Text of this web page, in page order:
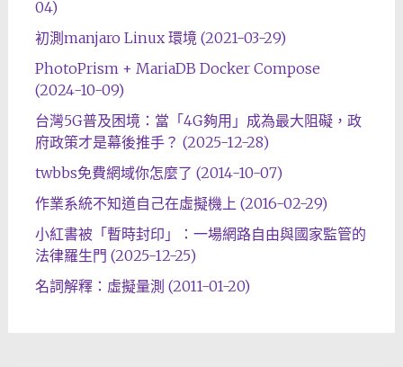
04)
初測manjaro Linux 環境 (2021-03-29)
PhotoPrism + MariaDB Docker Compose
(2024-10-09)
台灣5G普及困境：當「4G夠用」成為最大阻礙，政
府政策才是幕後推手？ (2025-12-28)
twbbs免費網域你怎麼了 (2014-10-07)
作業系統不知道自己在虛擬機上 (2016-02-29)
小紅書被「暫時封印」：一場網路自由與國家監管的
法律羅生門 (2025-12-25)
名詞解釋：虛擬量測 (2011-01-20)